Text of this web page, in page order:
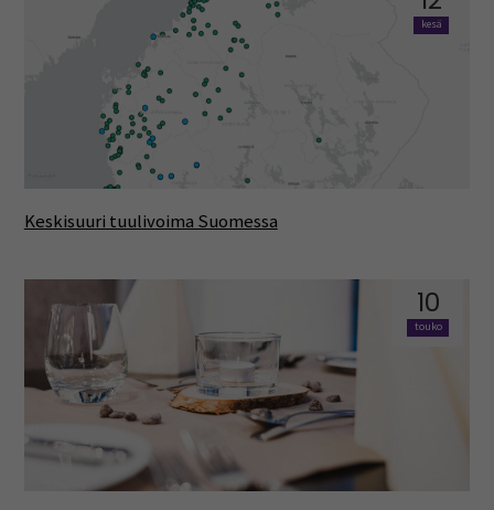
kesä
Keskisuuri tuulivoima Suomessa
10
touko